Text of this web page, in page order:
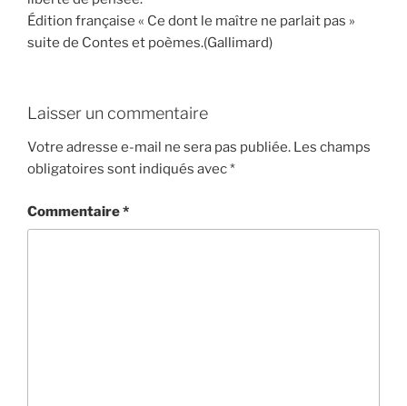
Édition française « Ce dont le maître ne parlait pas »
suite de Contes et poèmes.(Gallimard)
Laisser un commentaire
Votre adresse e-mail ne sera pas publiée. Les champs
obligatoires sont indiqués avec*
Commentaire*